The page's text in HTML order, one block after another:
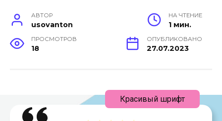
АВТОР
usovanton
НА ЧТЕНИЕ
1 мин.
ПРОСМОТРОВ
18
ОПУБЛИКОВАНО
27.07.2023
Красивый шрифт